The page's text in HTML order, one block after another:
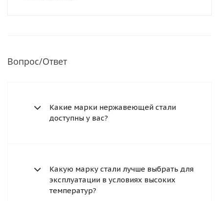
Вопрос/Ответ
Какие марки нержавеющей стали
доступны у вас?
Какую марку стали лучше выбрать для
эксплуатации в условиях высоких
температур?